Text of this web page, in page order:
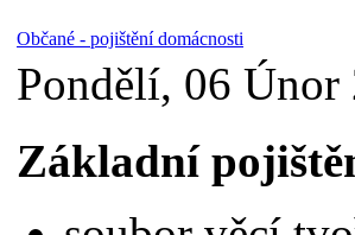
Občané - pojištění domácnosti
Pondělí, 06 Únor
Základní